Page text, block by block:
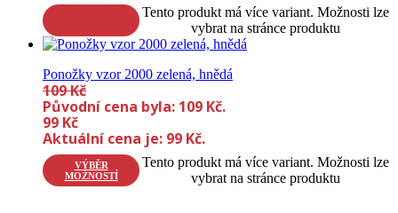
Tento produkt má více variant. Možnosti lze
vybrat na stránce produktu
Ponožky vzor 2000 zelená, hnědá
109Kč
Původní cena byla: 109 Kč.
99 Kč
Aktuální cena je: 99 Kč.
VÝBĚR
MOŽNOSTÍ
Tento produkt má více variant. Možnosti lze
vybrat na stránce produktu